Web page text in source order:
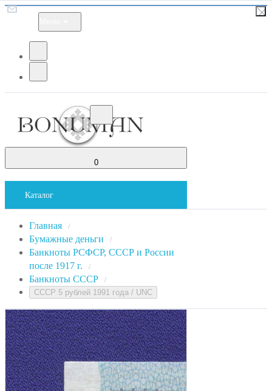
0
Каталог
Главная /
Бумажные деньги /
Банкноты РСФСР, СССР и России
после 1917 г.
/
Банкноты СССР /
СССР 5 рублей 1991 года / UNC